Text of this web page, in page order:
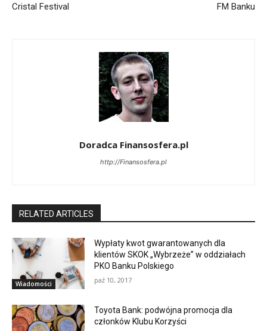
Cristal Festival
FM Banku
Doradca Finansosfera.pl
http://Finansosfera.pl
RELATED ARTICLES
Wiadomości
Wypłaty kwot gwarantowanych dla
klientów SKOK „Wybrzeże” w oddziałach
PKO Banku Polskiego
paź 10, 2017
Toyota Bank: podwójna promocja dla
członków Klubu Korzyści